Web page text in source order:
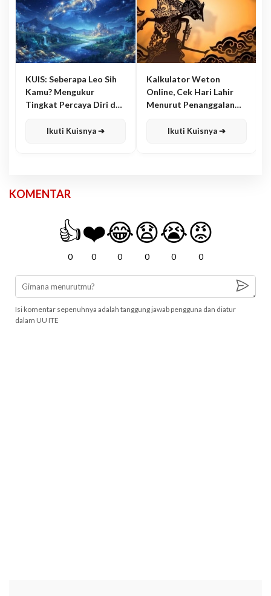
KUIS: Seberapa Leo Sih
Kamu? Mengukur
Tingkat Percaya Diri dan
Ikuti Kuisnya ➔
Kalkulator Weton
Online, Cek Hari Lahir
Menurut Penanggalan
Ikuti Kuisnya ➔
KOMENTAR
👍
0
❤️
0
😂
0
😧
0
😭
0
😡
0
Isi komentar sepenuhnya adalah tanggung jawab pengguna dan diatur
dalam UU ITE